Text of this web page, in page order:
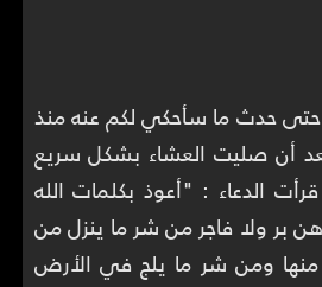
حدث ما سأحكي لكم عنه منذ
أن صليت العشاء بشكل سريع
الدعاء : "أعوذ بكلمات الله
بر ولا فاجر من شر ما ينزل من
ومن شر ما يلج في الأرض